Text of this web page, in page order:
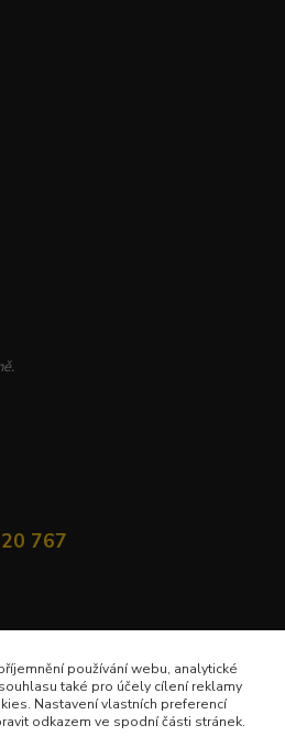
767
používání webu, analytické
také pro účely cílení reklamy
Nastavení vlastních preferencí
odkazem ve spodní části stránek.